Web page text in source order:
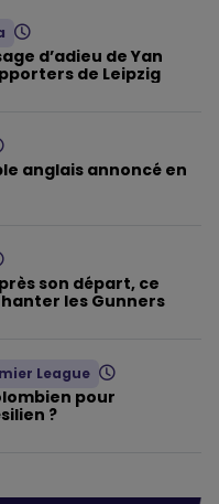
d’adieu de Yan
de Leipzig
anglais annoncé en
son départ, ce
les Gunners
League
pour
?